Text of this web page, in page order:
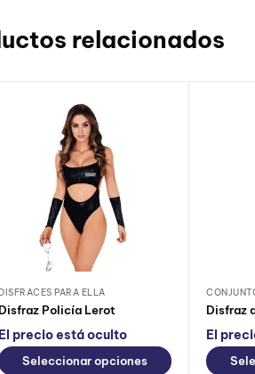
relacionados
PARA ELLA
Disfraz Policía Lerot
El precio está oculto
Seleccionar opciones
Disfraz
El